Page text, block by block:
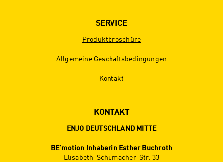
SERVICE
Produktbroschüre
Allgemeine Geschäftsbedingungen
Kontakt
KONTAKT
ENJO DEUTSCHLAND MITTE
BE’motion Inhaberin Esther Buchroth
Elisabeth-Schumacher-Str. 33